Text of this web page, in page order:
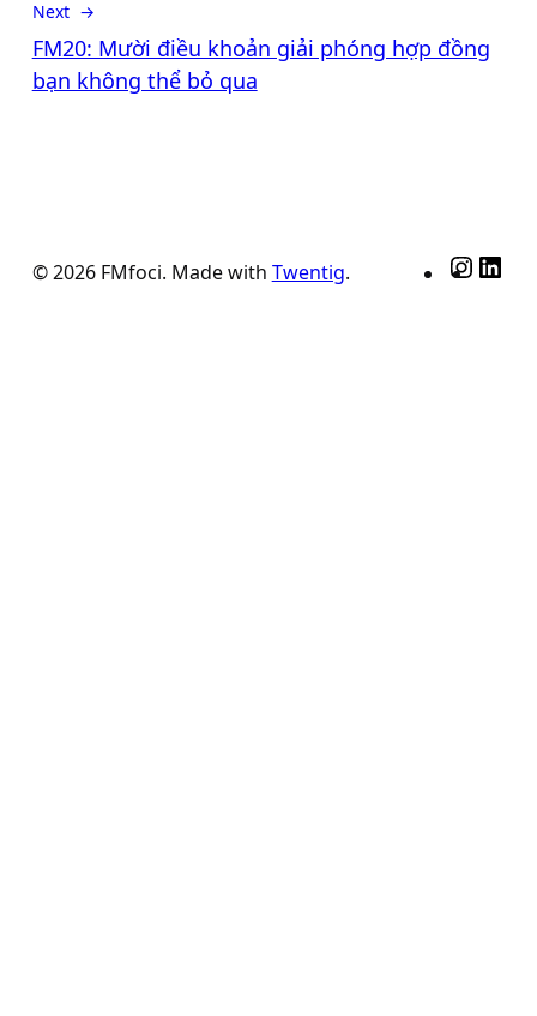
Next →
FM20: Mười điều khoản giải phóng hợp đồng
bạn không thể bỏ qua
© 2026 FMfoci. Made with Twentig.